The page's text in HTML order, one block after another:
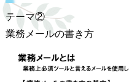
テーマ②
業務メールの書き方